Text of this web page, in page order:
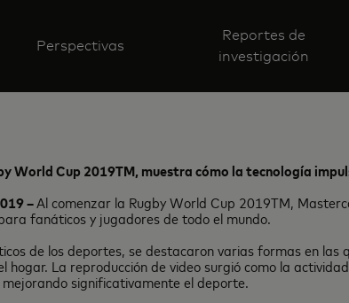
Perspectivas
Reportes de
investigación
World Cup 2019TM, muestra cómo la tecnología
–Al comenzar la Rugby World Cup 2019TM,
fanáticos y jugadores de todo el mundo.
de los deportes, se destacaron varias formas en
hogar. La reproducción de video surgió como la
significativamente el deporte.